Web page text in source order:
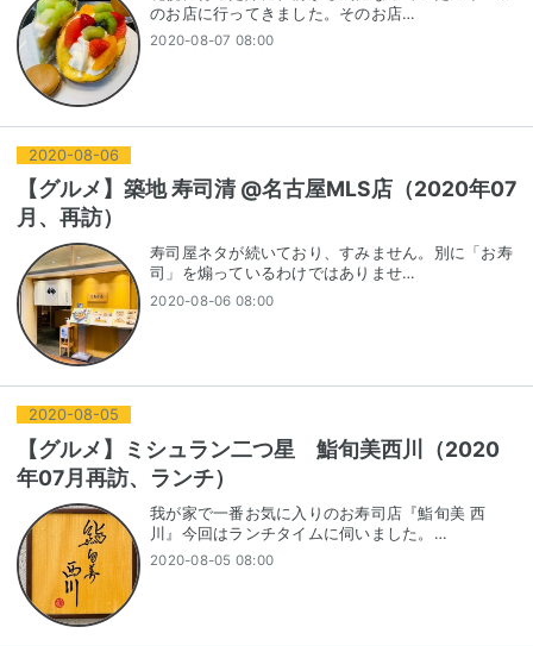
のお店に行ってきました。そのお店…
2020-08-07 08:00
2020-08-06
【グルメ】築地 寿司清 @名古屋MLS店（2020年07
月、再訪）
寿司屋ネタが続いており、すみません。別に「お寿
司」を煽っているわけではありませ…
2020-08-06 08:00
2020-08-05
【グルメ】ミシュラン二つ星 鮨旬美西川（2020
年07月再訪、ランチ）
我が家で一番お気に入りのお寿司店『鮨旬美 西
川』今回はランチタイムに伺いました。…
2020-08-05 08:00